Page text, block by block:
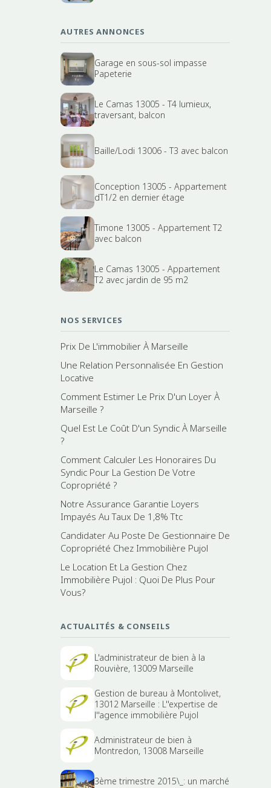
AUTRES ANNONCES
Garage en sous-sol impasse
Papeterie
Le Camas 13005 - T4 lumieux,
traversant, balcon
Baille/Lodi 13006 - T3 avec balcon
Conception 13005 - Appartement
dT1/2 en dernier étage
Timone 13005 - Appartement T2
avec balcon
Le Camas 13005 - Appartement
T2 avec jardin de 95 m2
NOS SERVICES
Prix De L'immobilier À Marseille
Une Relation Personnalisée En Gestion
Locative
Comment Estimer Le Prix D'un Loyer À
Marseille ?
Quel Est Le Coût D'un Syndic À Marseille
?
Comment Calculer Les Honoraires Du
Syndic Pour La Gestion De Votre
Copropriété ?
Notre Assurance Garantie Loyers
Impayés Au Taux De 1,8% Ttc
Candidater Au Poste De Gestionnaire De
Copropriété Chez Immobilière Pujol
Le Location Et La Gestion Chez
Immobilière Pujol : Quoi De Plus Pour
Vous?
ACTUALITÉS & CONSEILS
L'administrateur de bien à la
Rouvière, 13009 Marseille
Gestion de bureau à Montolivet,
13012 Marseille : L''expertise de
l''agence immobilière Pujol
Administrateur de bien à
Montredon, 13008 Marseille
3ème trimestre 2015\_: un marché